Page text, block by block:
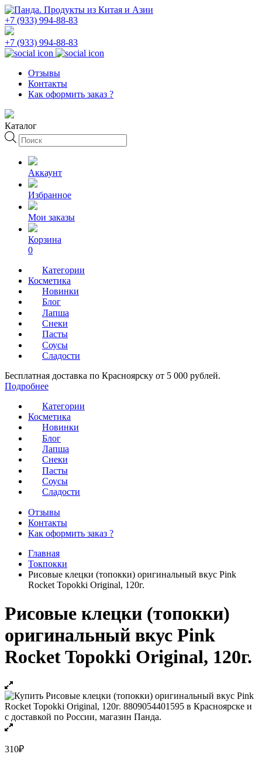
+7 (933) 994-88-83
+7 (933) 994-88-83
Отзывы
Контакты
Как оформить заказ ?
Каталог
Поиск
товаров
Аккаунт
Избранное
Мои заказы
Корзина
0
Категории
Косметика
Новинки
Блог
Лапша
Снеки
Пасты
Соусы
Сладости
Бесплатная доставка по Красноярску от 5 000 рублей.
Подробнее
Категории
Косметика
Новинки
Блог
Лапша
Снеки
Пасты
Соусы
Сладости
Отзывы
Контакты
Как оформить заказ ?
Главная
Токпокки
Рисовые клецки (топокки) оригинальный вкус Pink
Rocket Topokki Original, 120г.
Рисовые клецки (топокки)
оригинальный вкус Pink
Rocket Topokki Original, 120г.
310₽